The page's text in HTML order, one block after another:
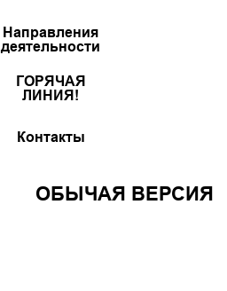
Направления
деятельности
ГОРЯЧАЯ
ЛИНИЯ!
Контакты
ОБЫЧАЯ ВЕРСИЯ